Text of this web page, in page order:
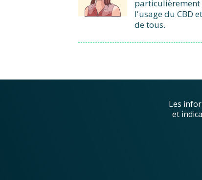
particulièrement
l'usage du CBD
de tous.
Les
et